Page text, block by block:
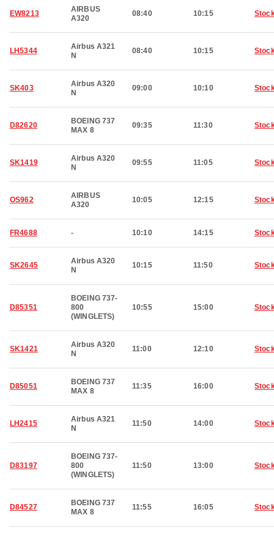
EW8213
AIRBUS
A320
08:40 10:15
LH5344
Airbus A321
N
08:40 10:15
SK403
Airbus A320
N
09:00 10:10
D82620
BOEING 737
MAX 8
09:35 11:30
SK1419
Airbus A320
N
09:55 11:05
OS962
AIRBUS
A320
10:05 12:15
FR4688 - 10:10 14:15
SK2645
Airbus A320
N
10:15 11:50
D85351
BOEING 737-
800
(WINGLETS)
10:55 15:00
SK1421
Airbus A320
N
11:00 12:10
D85051
BOEING 737
MAX 8
11:35 16:00
LH2415
Airbus A321
N
11:50 14:00
D83197
BOEING 737-
800
(WINGLETS)
11:50 13:00
D84527
BOEING 737
MAX 8
11:55 16:05